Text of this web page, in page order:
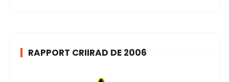
RAPPORT CRIIRAD DE 2006